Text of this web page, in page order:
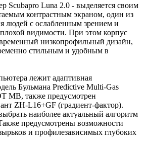
Scubapro Luna 2.0 - выделяется своим
контрастным экраном, один из
людей с ослабленным зрением и
видимости. При этом корпус
низкопрофильный дизайн,
стильным и удобным в
лежит адаптивная
Бульмана Predictive Multi-Gas
MB, также предусмотрен
ZH-L16+GF (градиент-фактор).
наиболее актуальный алгоритм
предусмотрены возможности
и профилезависимых глубоких